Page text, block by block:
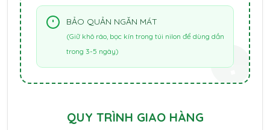
BẢO QUẢN NGĂN MÁT
(Giữ khô ráo, bọc kín trong túi nilon để dùng dần
trong 3-5 ngày)
QUY TRÌNH GIAO HÀNG